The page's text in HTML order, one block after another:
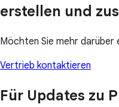
erstellen und
Möchten Sie mehr darüber
Vertrieb kontaktieren
Für Updates zu